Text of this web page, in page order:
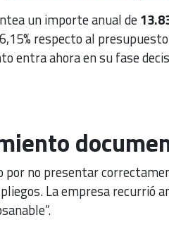
un importe anual de
respecto al
entra ahora en su fase
por no presentar
La empresa recurrió